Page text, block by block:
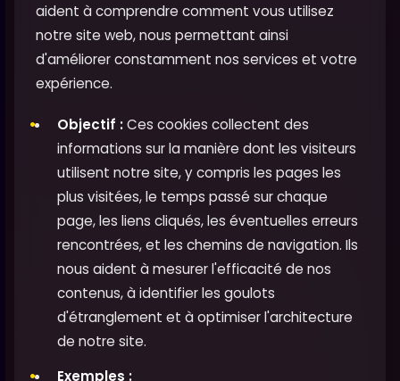
aident à comprendre comment vous utilisez
notre site web, nous permettant ainsi
d'améliorer constamment nos services et votre
expérience.
Objectif :Ces cookies collectent des
informations sur la manière dont les visiteurs
utilisent notre site, y compris les pages les
plus visitées, le temps passé sur chaque
page, les liens cliqués, les éventuelles erreurs
rencontrées, et les chemins de navigation. Ils
nous aident à mesurer l'efficacité de nos
contenus, à identifier les goulots
d'étranglement et à optimiser l'architecture
de notre site.
Exemples :